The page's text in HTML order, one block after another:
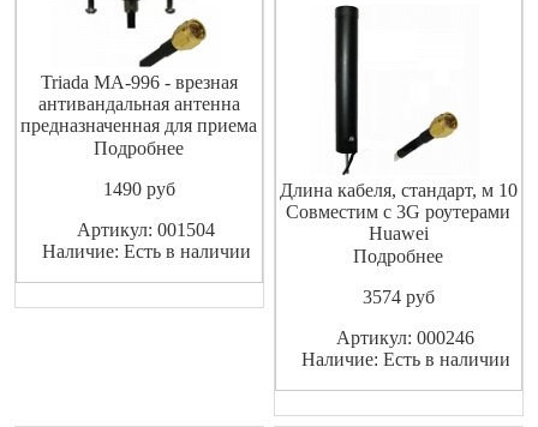
Triada MA-996 - врезная
антивандальная антенна
предназначенная для приема
и передачи сигналов в трех
усилением 5 дБ), GSM 1800
Длина кабеля: 1.5 м
Подробнее
1490pуб
Артикул: 001504
Наличие: Есть в наличии
Длина кабеля, стандарт, м 10
Совместим с 3G роутерами
Huawei
B970b,B683,B660,E961 и
разъемом SMA
Подробнее
3574pуб
Артикул: 000246
Наличие: Есть в наличии